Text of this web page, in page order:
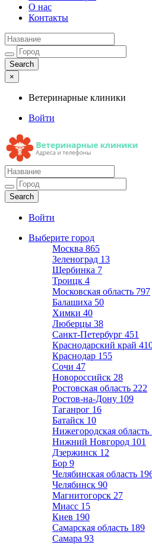
О нас
Контакты
×
Ветеринарные клиники
Войти
Ветеринарные клиники
Адреса и телефоны
Войти
Выберите город
Москва 865
Зеленоград 13
Щербинка 7
Троицк 4
Московская область 797
Балашиха 50
Химки 40
Люберцы 38
Санкт-Петербург 451
Краснодарский край
Краснодар 155
Сочи 47
Новороссийск 28
Ростовская область 222
Ростов-на-Дону 109
Таганрог 16
Батайск 10
Нижегородская область
Нижний Новгород 101
Дзержинск 12
Бор 9
Челябинская область
Челябинск 90
Магнитогорск 27
Миасс 15
Киев 190
Самарская область 189
Самара 93